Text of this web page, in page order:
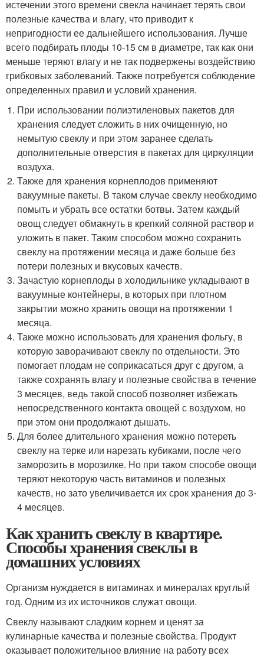
истечении этого времени свекла начинает терять свои
полезные качества и влагу, что приводит к
непригодности ее дальнейшего использования. Лучше
всего подбирать плоды 10-15 см в диаметре, так как они
меньше теряют влагу и не так подвержены воздействию
грибковых заболеваний. Также потребуется соблюдение
определенных правил и условий хранения.
При использовании полиэтиленовых пакетов для
хранения следует сложить в них очищенную, но
немытую свеклу и при этом заранее сделать
дополнительные отверстия в пакетах для циркуляции
воздуха.
Также для хранения корнеплодов применяют
вакуумные пакеты. В таком случае свеклу необходимо
помыть и убрать все остатки ботвы. Затем каждый
овощ следует обмакнуть в крепкий соляной раствор и
уложить в пакет. Таким способом можно сохранить
свеклу на протяжении месяца и даже больше без
потери полезных и вкусовых качеств.
Зачастую корнеплоды в холодильнике укладывают в
вакуумные контейнеры, в которых при плотном
закрытии можно хранить овощи на протяжении 1
месяца.
Также можно использовать для хранения фольгу, в
которую заворачивают свеклу по отдельности. Это
помогает плодам не соприкасаться друг с другом, а
также сохранять влагу и полезные свойства в течение
3 месяцев, ведь такой способ позволяет избежать
непосредственного контакта овощей с воздухом, но
при этом они продолжают дышать.
Для более длительного хранения можно потереть
свеклу на терке или нарезать кубиками, после чего
заморозить в морозилке. Но при таком способе овощи
теряют некоторую часть витаминов и полезных
качеств, но зато увеличивается их срок хранения до 3-
4 месяцев.
Как хранить свеклу в квартире.
Способы хранения свеклы в
домашних условиях
Организм нуждается в витаминах и минералах круглый
год. Одним из их источников служат овощи.
Свеклу называют сладким корнем и ценят за
кулинарные качества и полезные свойства. Продукт
оказывает положительное влияние на работу всех